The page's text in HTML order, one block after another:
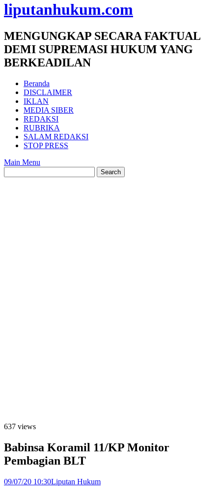
liputanhukum.com
MENGUNGKAP SECARA FAKTUAL
DEMI SUPREMASI HUKUM YANG
BERKEADILAN
Beranda
DISCLAIMER
IKLAN
MEDIA SIBER
REDAKSI
RUBRIKA
SALAM REDAKSI
STOP PRESS
Main Menu
637 views
Babinsa Koramil 11/KP Monitor
Pembagian BLT
09/07/20 10:30Liputan Hukum